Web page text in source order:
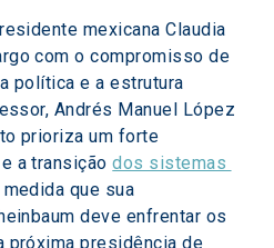
mexicana Claudia
com o compromisso de
política e a estrutura
Andrés Manuel López
prioriza um forte
a transição dos sistemas
medida que sua
deve enfrentar os
presidência de